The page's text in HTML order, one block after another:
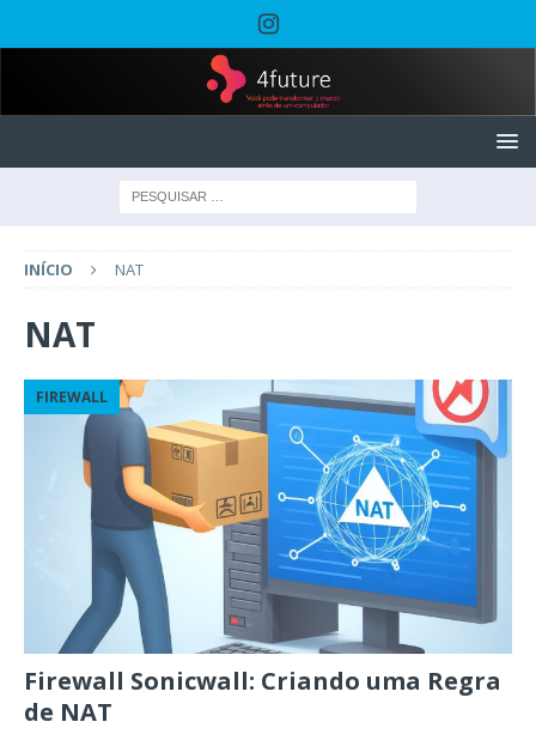
INÍCIO NAT
NAT
FIREWALL
Firewall Sonicwall: Criando uma Regra
de NAT